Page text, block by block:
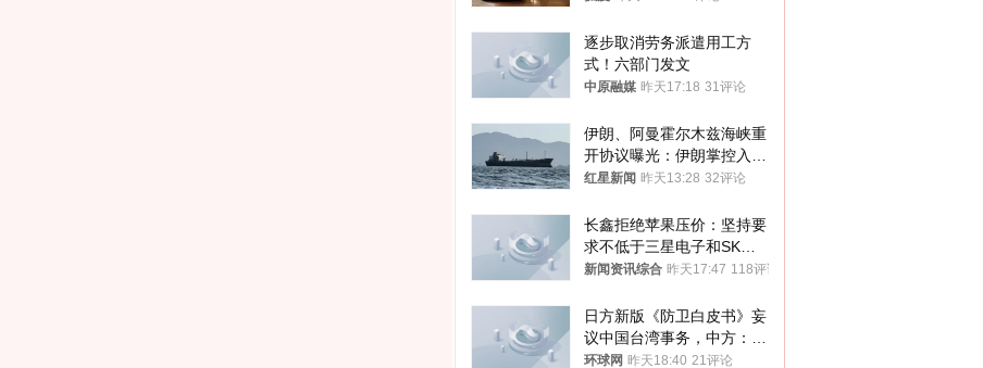
逐步取消劳务派遣用工方
式！六部门发文
中原融媒 昨天17:18 31评论
伊朗、阿曼霍尔木兹海峡重
开协议曝光：伊朗掌控入湾
航道，与阿曼平分“服务费”
红星新闻 昨天13:28 32评论
长鑫拒绝苹果压价：坚持要
求不低于三星电子和SK海
力士
新闻资讯综合 昨天17:47 118评论
日方新版《防卫白皮书》妄
议中国台湾事务，中方：强
烈不满、坚决反对，已向日
环球网 昨天18:40 21评论